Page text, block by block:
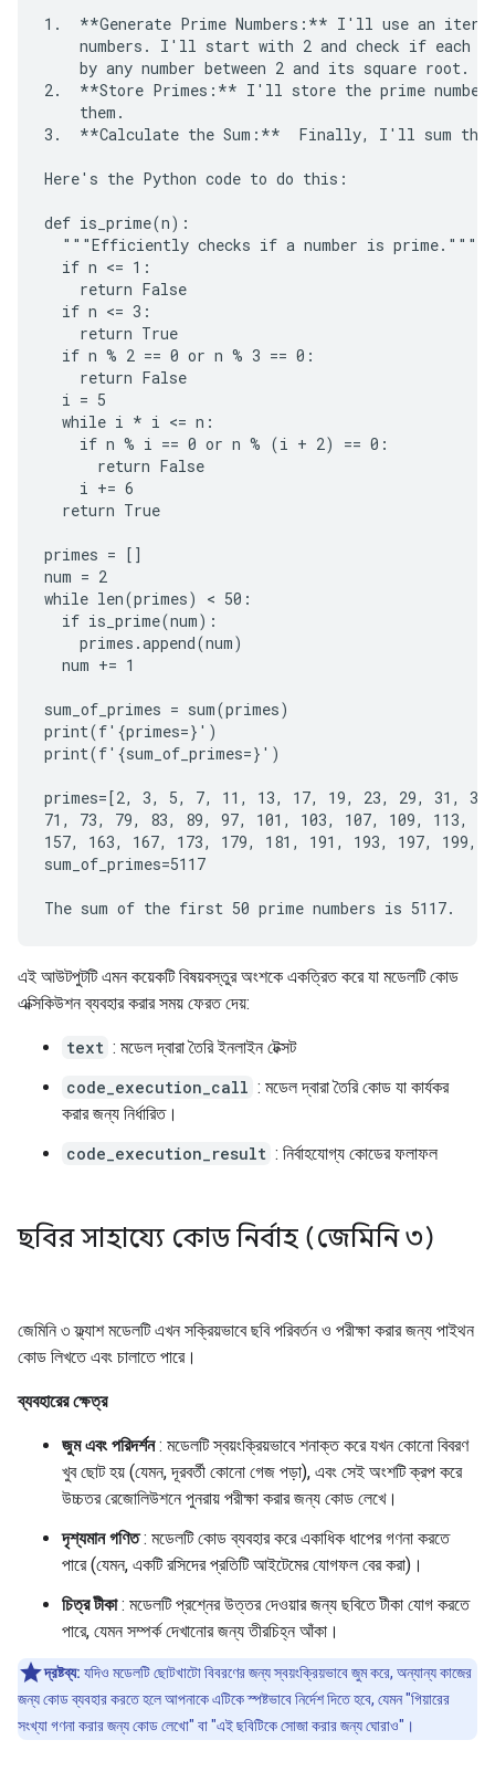
1.  **Generate Prime Numbers:** I'll use an
numbers. I'll start with 2 and check if each
by any number between 2 and its square root.
2.  **Store Primes:** I'll store the prime
    them.
3.  **Calculate the Sum:**  Finally, I'll sum the
Here's the Python code to do this:
def is_prime(n):
  """Efficiently checks if a number is prime."""
  if n <= 1:
    return False
  if n <= 3:
    return True
  if n % 2 == 0 or n % 3 == 0:
    return False
  i = 5
  while i * i <= n:
    if n % i == 0 or n % (i + 2) == 0:
      return False
    i += 6
  return True
primes = []
num = 2
while len(primes) < 50:
  if is_prime(num):
    primes.append(num)
  num += 1
sum_of_primes = sum(primes)
print(f'{primes=}')
print(f'{sum_of_primes=}')
primes=[2, 3, 5, 7, 11, 13, 17, 19, 23, 29, 31,
71, 73, 79, 83, 89, 97, 101, 103, 107, 109, 113,
157, 163, 167, 173, 179, 181, 191, 193, 197, 199,
sum_of_primes=5117
এই আউটপুটটি এমন কয়েকটি বিষয়বস্তুর অংশকে একত্রিত করে যা মডেলটি কোড
এক্সিকিউশন ব্যবহার করার সময় ফেরত দেয়:
text : মডেল দ্বারা তৈরি ইনলাইন টেক্সট
code_execution_call : মডেল দ্বারা তৈরি কোড যা কার্যকর
করার জন্য নির্ধারিত।
code_execution_result : নির্বাহযোগ্য কোডের ফলাফল
ছবির সাহায্যে কোড নির্বাহ (জেমিনি ৩)
জেমিনি ৩ ফ্ল্যাশ মডেলটি এখন সক্রিয়ভাবে ছবি পরিবর্তন ও পরীক্ষা করার জন্য পাইথন
কোড লিখতে এবং চালাতে পারে।
ব্যবহারের ক্ষেত্র
জুম এবং পরিদর্শন: মডেলটি স্বয়ংক্রিয়ভাবে শনাক্ত করে যখন কোনো বিবরণ
খুব ছোট হয় (যেমন, দূরবর্তী কোনো গেজ পড়া), এবং সেই অংশটি ক্রপ করে
উচ্চতর রেজোলিউশনে পুনরায় পরীক্ষা করার জন্য কোড লেখে।
দৃশ্যমান গণিত: মডেলটি কোড ব্যবহার করে একাধিক ধাপের গণনা করতে
পারে (যেমন, একটি রসিদের প্রতিটি আইটেমের যোগফল বের করা)।
চিত্র টীকা: মডেলটি প্রশ্নের উত্তর দেওয়ার জন্য ছবিতে টীকা যোগ করতে
পারে, যেমন সম্পর্ক দেখানোর জন্য তীরচিহ্ন আঁকা।
দ্রষ্টব্য: যদিও মডেলটি ছোটখাটো বিবরণের জন্য স্বয়ংক্রিয়ভাবে জুম করে, অন্যান্য কাজের
জন্য কোড ব্যবহার করতে হলে আপনাকে এটিকে স্পষ্টভাবে নির্দেশ দিতে হবে, যেমন "গিয়ারের
সংখ্যা গণনা করার জন্য কোড লেখো" বা "এই ছবিটিকে সোজা করার জন্য ঘোরাও"।